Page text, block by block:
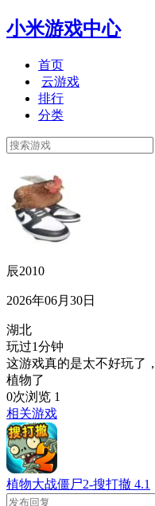
小米游戏中心
首页
云游戏
排行
分类
辰2010
2026年06月30日
湖北
玩过1分钟
这游戏真的是太不好玩了
植物了
0次浏览 1
相关游戏
植物大战僵尸2-搜打撤 4.1